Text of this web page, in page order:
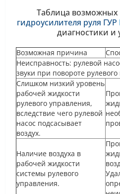
Таблица возможных
гидроусилителя руля ГУР
диагностики и
Возможная причина
Неисправность: рулевой
звуки при повороте рулевого
Слишком низкий уровень
рабочей жидкости
рулевого управления,
вследствие чего рулевой
насос подсасывает
воздух.
Наличие воздуха в
рабочей жидкости
системы рулевого
управления.